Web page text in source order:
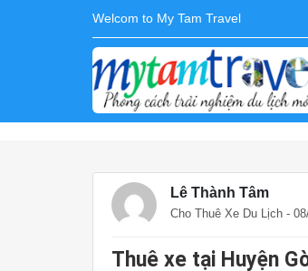
Welcom to My Tam Travel
Lê Thành Tâm
Cho Thuê Xe Du Lịch -
Thuê xe tại Huyện